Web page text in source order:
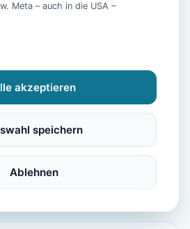
Backofen
Wandern Reiten
Parkmöglichkeit
Meta – auch in die USA –
akzeptieren
speichern
Ablehnen